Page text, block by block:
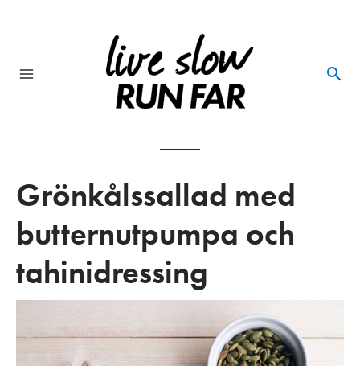
Grönkålssallad med
butternutpumpa och
tahinidressing